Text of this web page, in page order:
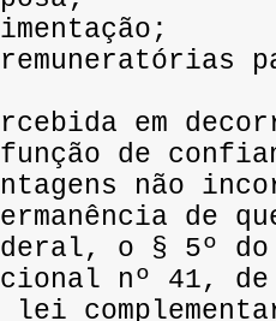
em
de
não
de
o § 5º
nº 41,